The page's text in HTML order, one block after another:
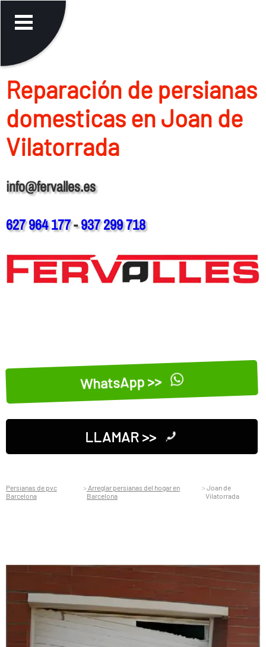
Reparación de persianas
domesticas en Joan de
Vilatorrada
info@fervalles.es
627 964 177-937 299 718
WhatsApp >>
LLAMAR >>
Persianas de pvc
Barcelona
Arreglar persianas del hogar en
Barcelona
Joan de
Vilatorrada